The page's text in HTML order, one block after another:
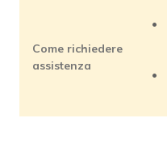
Come richiedere
assistenza